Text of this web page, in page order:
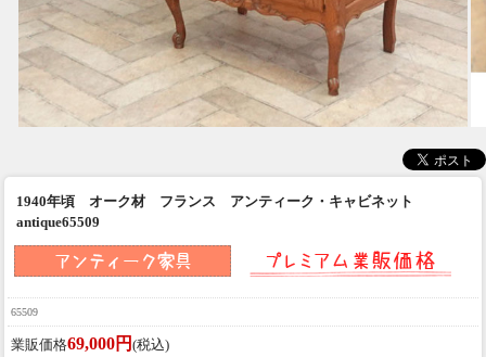
1940年頃 オーク材 フランス アンティーク・キャビネット
antique65509
65509
業販価格69,000円 (税込)